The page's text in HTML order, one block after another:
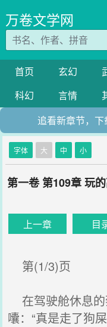
万卷文学网
首页 玄幻
科幻
言情
追看新章节，
字体 大 中 小
第一卷 第109章 玩
上一章 目
第(1/3)页
在驾驶舱休息的
囔：“真是走了狗